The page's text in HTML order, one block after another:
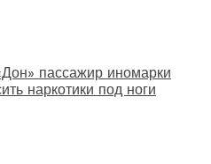
пассажир иномарки
наркотики под ноги